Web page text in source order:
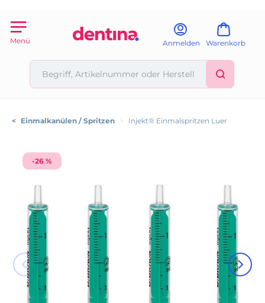
Menü Anmelden Warenkorb
< Einmalkanülen / Spritzen > Injekt® Einmalspritzen Luer
-26 %